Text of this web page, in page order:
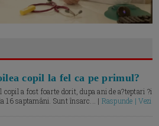
copil la fel ca pe primul?
a fost foarte dorit, dupa ani de a?teptari ?i
16 saptamâni. Sunt însarc... | Raspunde | Vezi